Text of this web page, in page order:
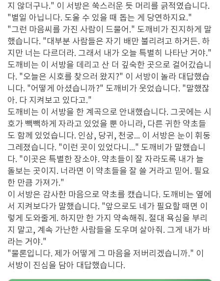
지 않더구나." 이 서방은 쑥스러운 듯 머리를 긁적였습니다.
"별일 아닙니다. 도울 수 있을 때 돕는 게 당연하지요."
"그런 마음씨를 가진 사람이 드물어." 도깨비가 진지하게 말
했습니다. "대부분 사람들은 자기 배만 불리려고 하거든. 하
지만 너는 다르더라. 그래서 내가 오늘 특별히 나타난 거야."
도깨비는 이 서방을 데리고 산 더 깊숙한 곳으로 걸어갔습니
다. "오늘은 시호를 찾으러 왔지?" 이 서방이 놀라 대답했습
니다. "어떻게 아셨습니까?" 도깨비가 웃었습니다. "말했잖
아. 다 지켜보고 있다고."
도깨비는 이 서방을 한 계곡으로 안내했습니다. 그곳에는 시
호가 빽빽하게 자라고 있었을 뿐 아니라, 다른 귀한 약초들
도 함께 있었습니다. 인삼, 당귀, 천궁... 이 서방은 눈이 휘둥
그레졌습니다. "이런 곳이 있었다니..." 도깨비가 말했습니
다. "이곳은 특별한 장소야. 약초들이 잘 자라도록 내가 늘
돌보는 곳이지. 너라면 이 약초들을 잘 쓸 거라고 믿어. 필요
한 만큼 가져가."
이 서방은 감사한 마음으로 약초를 캤습니다. 도깨비는 옆에
서 지켜보다가 말했습니다. "앞으로도 네가 필요할 때면 이
렇게 도와줄게. 하지만 한 가지 약속해줘. 절대 욕심을 부리
지 말고, 계속 가난한 사람들을 도우며 살아줘. 그게 내가 바
라는 거야."
"물론입니다. 제가 어떻게 그 마음을 저버리겠습니까." 이
서방이 진심을 담아 대답했습니다.